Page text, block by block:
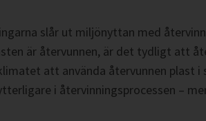
slår ut miljönyttan med
är återvunnen, är det tydligt att
att använda återvunnen plast i
i återvinningsprocessen –